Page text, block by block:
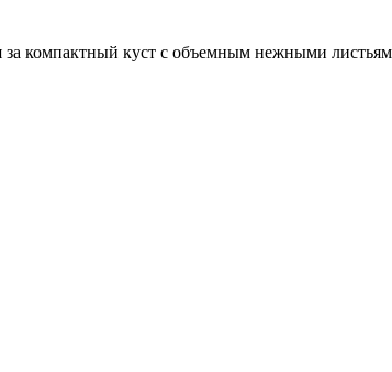
за компактный куст с объемным нежными